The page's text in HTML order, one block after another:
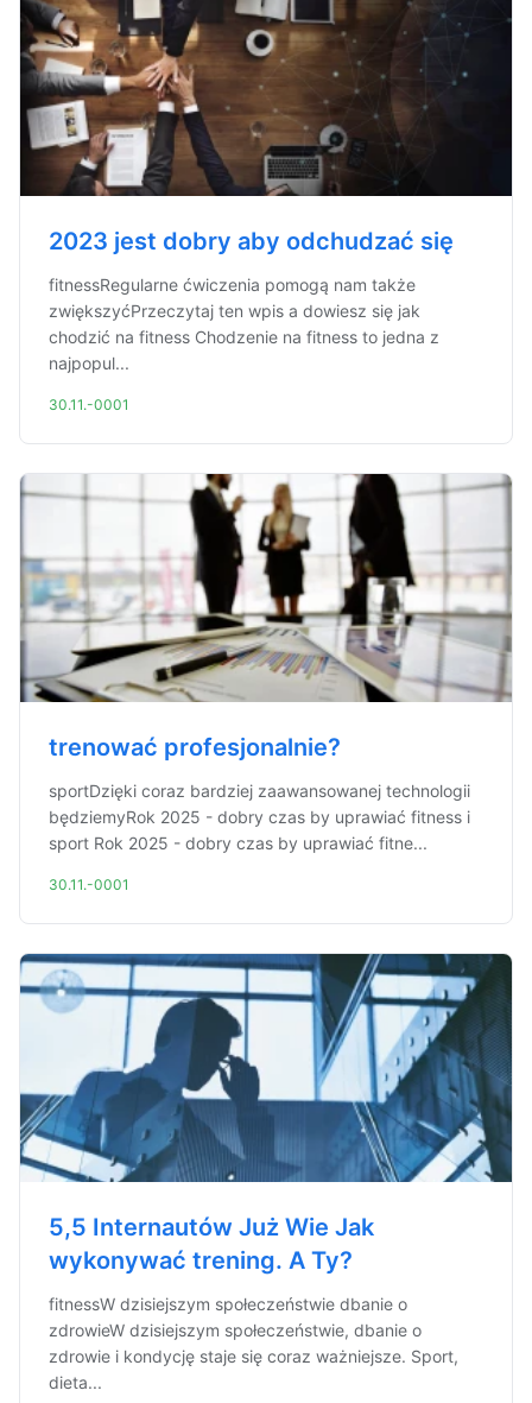
2023 jest dobry aby odchudzać się
fitnessRegularne ćwiczenia pomogą nam także
zwiększyćPrzeczytaj ten wpis a dowiesz się jak
chodzić na fitness Chodzenie na fitness to jedna z
najpopul...
30.11.-0001
trenować profesjonalnie?
sportDzięki coraz bardziej zaawansowanej technologii
będziemyRok 2025 - dobry czas by uprawiać fitness i
sport Rok 2025 - dobry czas by uprawiać fitne...
30.11.-0001
5,5 Internautów Już Wie Jak
wykonywać trening. A Ty?
fitnessW dzisiejszym społeczeństwie dbanie o
zdrowieW dzisiejszym społeczeństwie, dbanie o
zdrowie i kondycję staje się coraz ważniejsze. Sport,
dieta...